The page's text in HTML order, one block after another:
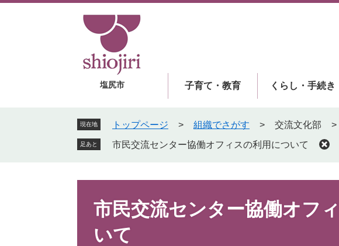
塩尻市 子育て・教育 くらし・手続き
現在地 トップページ > 組織でさがす > 交流文化部 >
足あと 市民交流センター協働オフィスの利用について
市民交流センター協働オフ
いて